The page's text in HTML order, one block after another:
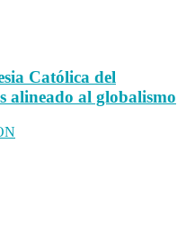
Católica del
alineado al globalismo